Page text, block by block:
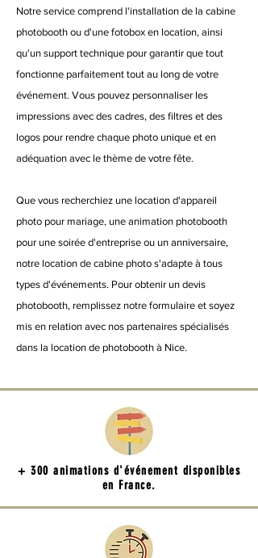
Notre service comprend l'installation de la cabine
photobooth ou d'une fotobox en location, ainsi
qu'un support technique pour garantir que tout
fonctionne parfaitement tout au long de votre
événement. Vous pouvez personnaliser les
impressions avec des cadres, des filtres et des
logos pour rendre chaque photo unique et en
adéquation avec le thème de votre fête.
Que vous recherchiez une location d'appareil
photo pour mariage, une animation photobooth
pour une soirée d'entreprise ou un anniversaire,
notre location de cabine photo s'adapte à tous
types d'événements. Pour obtenir un devis
photobooth, remplissez notre formulaire et soyez
mis en relation avec nos partenaires spécialisés
dans la location de photobooth à Nice.
+ 300 animations d'événement disponibles
en France.